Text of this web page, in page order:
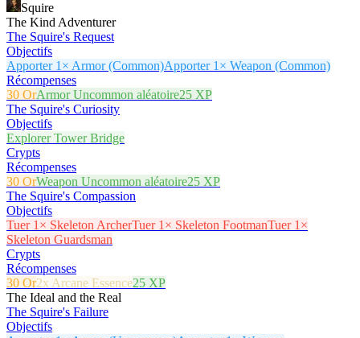
Squire
The Kind Adventurer
The Squire's Request
Objectifs
Apporter 1× Armor (Common)Apporter 1× Weapon (Common)
Récompenses
30 OrArmor Uncommon aléatoire25 XP
The Squire's Curiosity
Objectifs
Explorer Tower Bridge
Crypts
Récompenses
30 OrWeapon Uncommon aléatoire25 XP
The Squire's Compassion
Objectifs
Tuer 1× Skeleton ArcherTuer 1× Skeleton FootmanTuer 1×
Skeleton Guardsman
Crypts
Récompenses
30 Or2x Arcane Essence25 XP
The Ideal and the Real
The Squire's Failure
Objectifs